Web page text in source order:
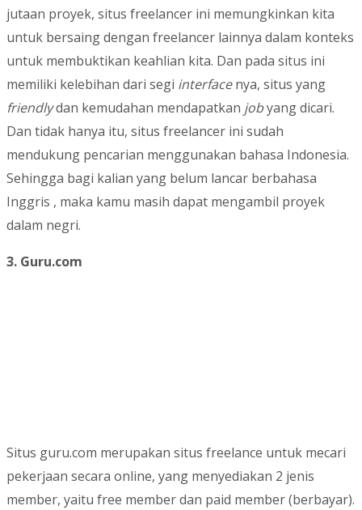
jutaan proyek, situs freelancer ini memungkinkan kita
untuk bersaing dengan freelancer lainnya dalam konteks
untuk membuktikan keahlian kita. Dan pada situs ini
memiliki kelebihan dari segi interfacenya, situs yang
friendlydan kemudahan mendapatkan jobyang dicari.
Dan tidak hanya itu, situs freelancer ini sudah
mendukung pencarian menggunakan bahasa Indonesia.
Sehingga bagi kalian yang belum lancar berbahasa
Inggris , maka kamu masih dapat mengambil proyek
dalam negri.
3. Guru.com
Situs guru.com merupakan situs freelance untuk mecari
pekerjaan secara online, yang menyediakan 2 jenis
member, yaitu free member dan paid member (berbayar).